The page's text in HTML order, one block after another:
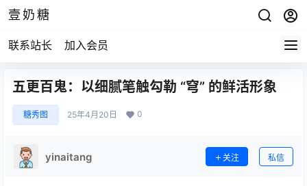
壹奶糖
联系站长 加入会员
五更百鬼：以细腻笔触勾勒 “穹” 的鲜活形象
糖秀图 25年4月20日 0
yinaitang 关注 私信